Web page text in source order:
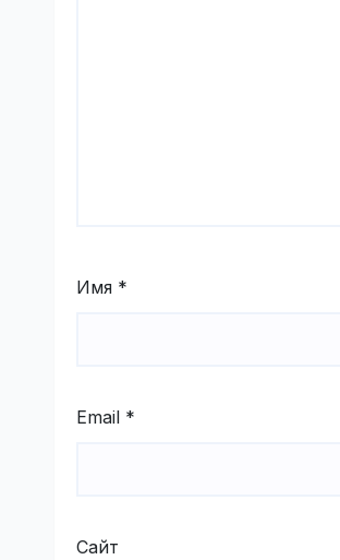
Имя *
Email *
Сайт